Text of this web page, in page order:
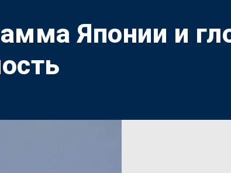
Японии и